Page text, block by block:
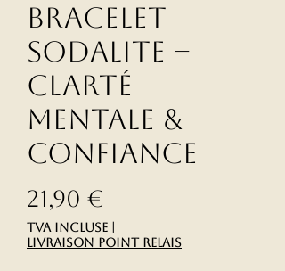
Bracelet
Sodalite –
Clarté
mentale &
Confiance
21,90 €
TVA Incluse
livraison point relais